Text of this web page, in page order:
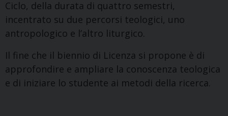
Ciclo, della durata di quattro semestri,
incentrato su due percorsi teologici, uno
antropologico e l’altro liturgico.
Il fine che il biennio di Licenza si propone è di
approfondire e ampliare la conoscenza teologica
e di iniziare lo studente ai metodi della ricerca.